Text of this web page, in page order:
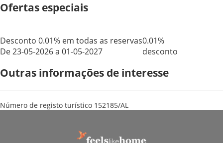
Ofertas especiais
Desconto 0.01% em todas as reservas
De 23-05-2026 a 01-05-2027
0.01%
desconto
Outras informações de interesse
Número de registo turístico 152185/AL